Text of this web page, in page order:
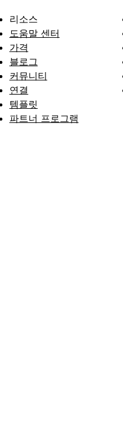
리소스
도움말 센터
가격
블로그
커뮤니티
연결
템플릿
파트너 프로그램